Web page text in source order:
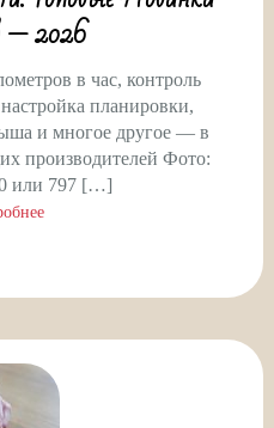
— 2026
в час, контроль
планировки,
и многое другое — в
производителей Фото:
или 797 […]